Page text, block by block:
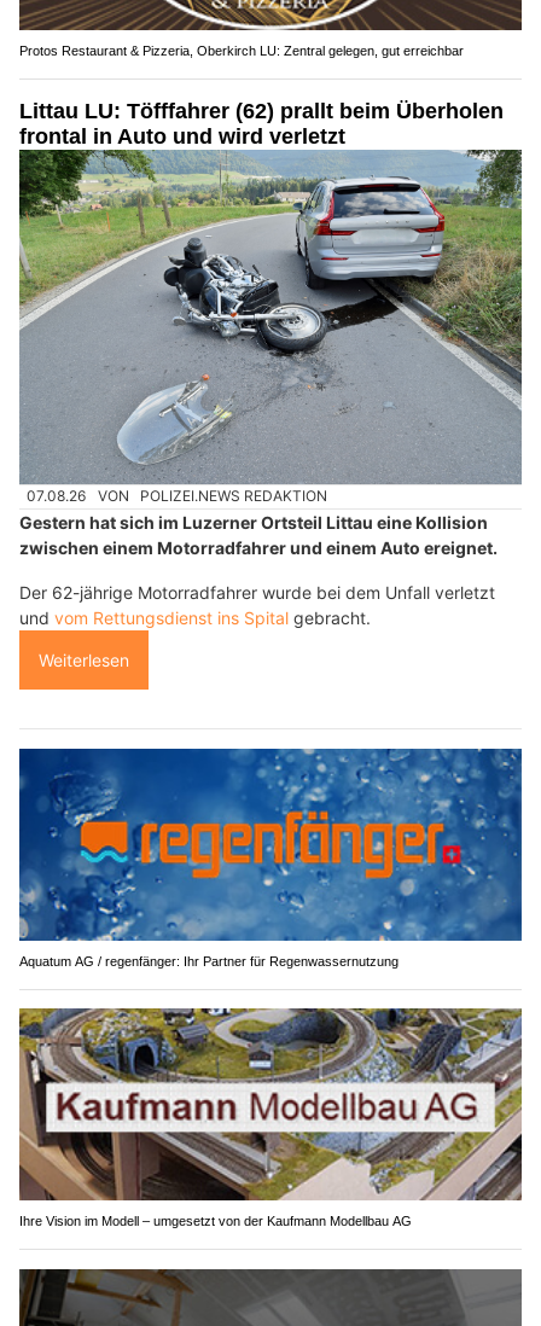
Protos Restaurant & Pizzeria, Oberkirch LU: Zentral gelegen, gut erreichbar
Littau LU: Töfffahrer (62) prallt beim Überholen
frontal in Auto und wird verletzt
07.08.26 VON POLIZEI.NEWS REDAKTION
Gestern hat sich im Luzerner Ortsteil Littau eine Kollision
zwischen einem Motorradfahrer und einem Auto ereignet.
Der 62-jährige Motorradfahrer wurde bei dem Unfall verletzt
und vom Rettungsdienst ins Spital gebracht.
Weiterlesen
Aquatum AG / regenfänger: Ihr Partner für Regenwassernutzung
Ihre Vision im Modell – umgesetzt von der Kaufmann Modellbau AG